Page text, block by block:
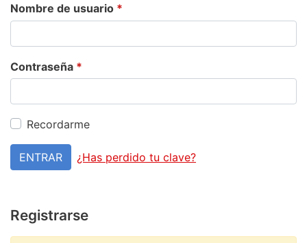
Nombre de usuario *
Contraseña *
Recordarme
ENTRAR ¿Has perdido tu clave?
Registrarse